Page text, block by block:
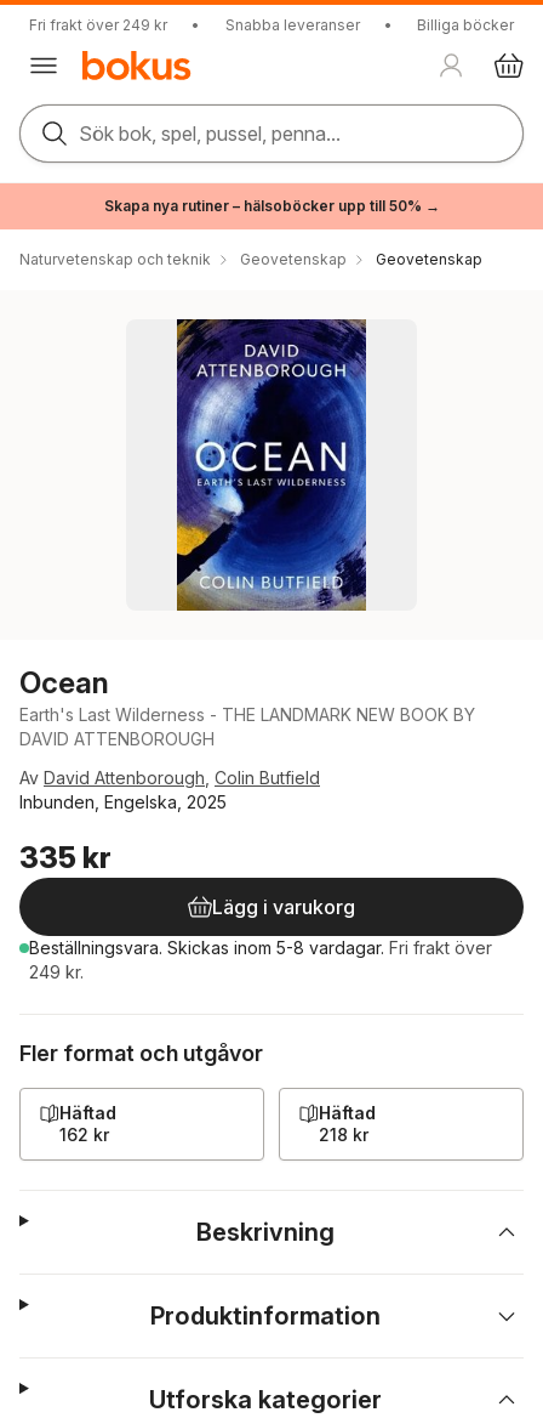
Fri frakt över 249 kr • Snabba leveranser • Billiga böcker
Sök bok, spel, pussel, penna...
Skapa nya rutiner – hälsoböcker upp till 50% →
Naturvetenskap och teknik Geovetenskap Geovetenskap
Ocean
Earth's Last Wilderness - THE LANDMARK NEW BOOK BY
DAVID ATTENBOROUGH
Av David Attenborough Colin Butfield
Inbunden, Engelska, 2025
335 kr
Lägg i varukorg
Beställningsvara. Skickas inom 5-8 vardagar. Fri frakt över
249 kr.
Fler format och utgåvor
Häftad
162 kr
Häftad
218 kr
Beskrivning
Produktinformation
Utforska kategorier